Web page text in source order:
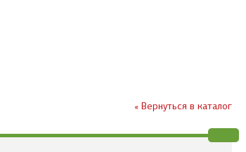
« Вернуться в каталог